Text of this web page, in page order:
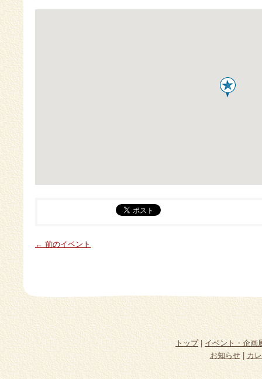
← 前のイベント
トップ|イベント・企画
お知らせ|カ